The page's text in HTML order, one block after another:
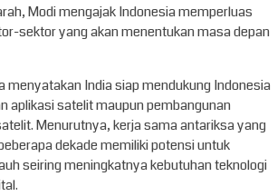
Modi mengajak Indonesia memperluas
sektor yang akan menentukan masa depan
menyatakan India siap mendukung Indonesia
aplikasi satelit maupun pembangunan
Menurutnya, kerja sama antariksa yang
dekade memiliki potensi untuk
seiring meningkatnya kebutuhan teknologi